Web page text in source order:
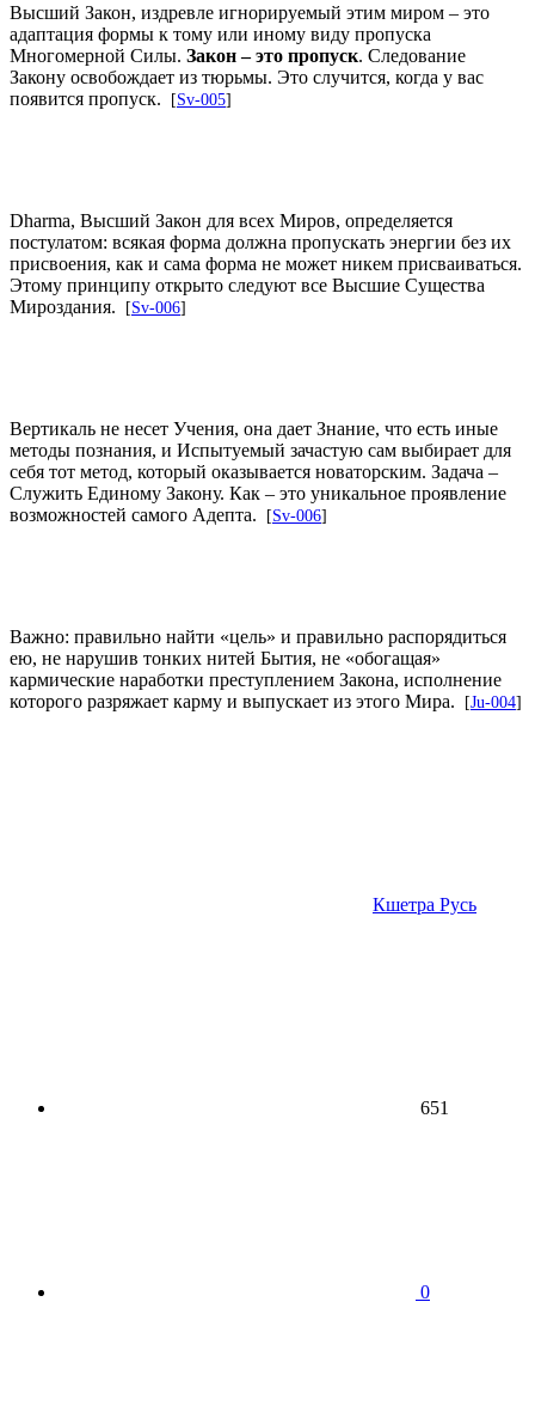
Высший Закон, издревле игнорируемый этим миром – это
адаптация формы к тому или иному виду пропуска
Многомерной Силы. Закон – это пропуск. Следование
Закону освобождает из тюрьмы. Это случится, когда у вас
появится пропуск.
[Sv-005]
Dharma, Высший Закон для всех Миров, определяется
постулатом: всякая форма должна пропускать энергии без их
присвоения, как и сама форма не может никем присваиваться.
Этому принципу открыто следуют все Высшие Существа
Мироздания.
[Sv-006]
Вертикаль не несет Учения, она дает Знание, что есть иные
методы познания, и Испытуемый зачастую сам выбирает для
себя тот метод, который оказывается новаторским. Задача –
Служить Единому Закону. Как – это уникальное проявление
возможностей самого Адепта.
[Sv-006]
Важно: правильно найти «цель» и правильно распорядиться
ею, не нарушив тонких нитей Бытия, не «обогащая»
кармические наработки преступлением Закона, исполнение
которого разряжает карму и выпускает из этого Мира.
[Ju-004]
Кшетра Русь
651
0